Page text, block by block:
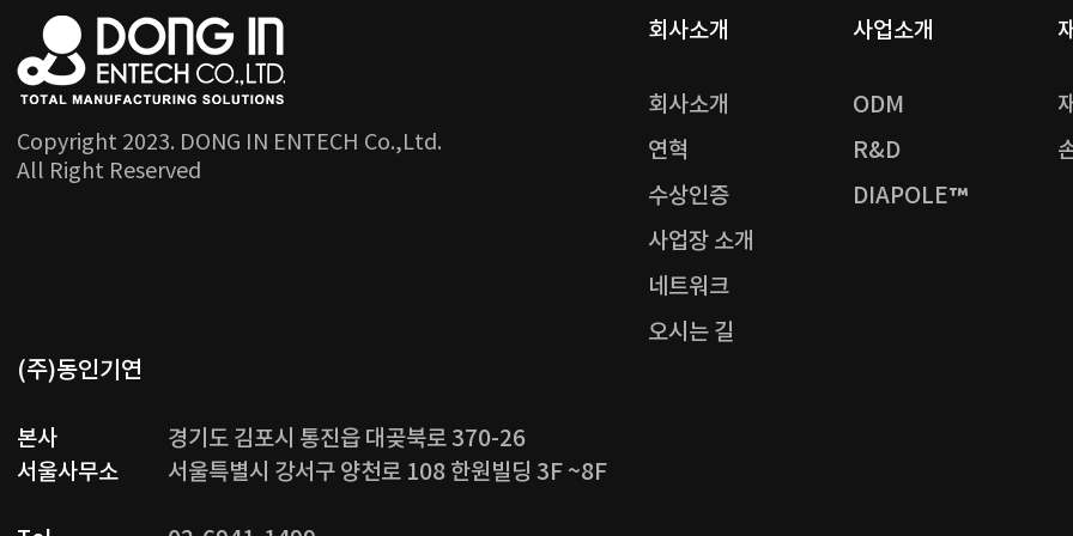
Copyright 2023. DONG IN ENTECH Co.,Ltd.
All Right Reserved
(주)동인기연
본사
경기도 김포시 통진읍 대곶북로 370-26
서울사무소
서울특별시 강서구 양천로 108 한원빌딩 3F ~8F
회사소개
회사소개
연혁
수상인증
사업장 소개
네트워크
오시는 길
사업소개
ODM
R&D
DIAPOLE™